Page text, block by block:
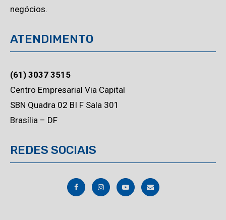
negócios.
ATENDIMENTO
(61) 3037 3515
Centro Empresarial Via Capital
SBN Quadra 02 BI F Sala 301
Brasília – DF
REDES SOCIAIS